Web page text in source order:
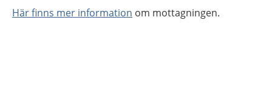
Här finns mer information om mottagningen.